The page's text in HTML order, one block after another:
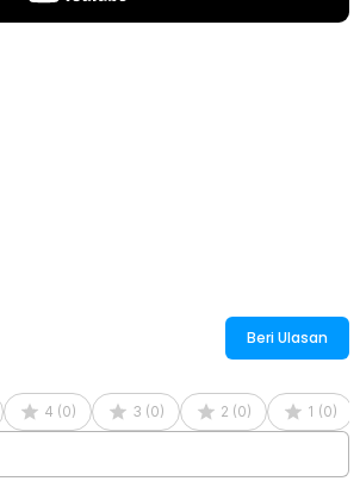
Beri Ulasan
4 (0) 3 (0) 2 (0) 1 (0)